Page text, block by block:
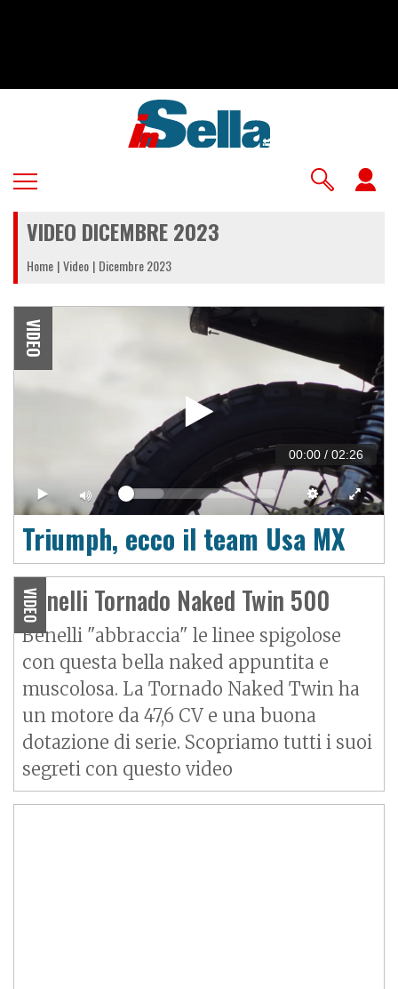
VIDEO DICEMBRE 2023
Home Video Dicembre 2023
00:00 / 02:26
VIDEO
Triumph, ecco il team Usa MX
VIDEO
Benelli Tornado Naked Twin 500
Benelli "abbraccia" le linee spigolose
con questa bella naked appuntita e
muscolosa. La Tornado Naked Twin ha
un motore da 47,6 CV e una buona
dotazione di serie. Scopriamo tutti i suoi
segreti con questo video